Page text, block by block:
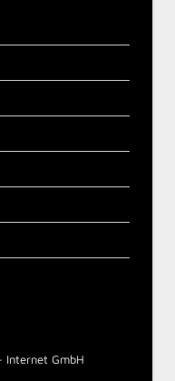
Internet GmbH